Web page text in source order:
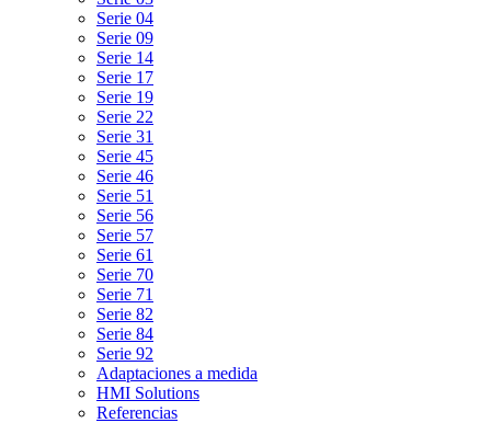
Serie 04
Serie 09
Serie 14
Serie 17
Serie 19
Serie 22
Serie 31
Serie 45
Serie 46
Serie 51
Serie 56
Serie 57
Serie 61
Serie 70
Serie 71
Serie 82
Serie 84
Serie 92
Adaptaciones a medida
HMI Solutions
Referencias